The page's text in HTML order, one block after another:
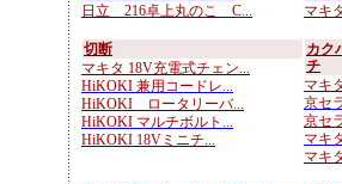
日立 216卓上丸のこ C...
マキ
切断
マキタ 18V充電式チェン...
HiKOKI 兼用コードレ...
HiKOKI ロータリーバ...
HiKOKI マルチボルト...
HiKOKI 18Vミニチ...
カク
チ
マキ
京セ
京セ
マキ
マキ